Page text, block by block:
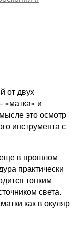
от двух
«матка» и
это осмотр
инструмента с
еще в прошлом
практически
тонким
света.
как в окуляр